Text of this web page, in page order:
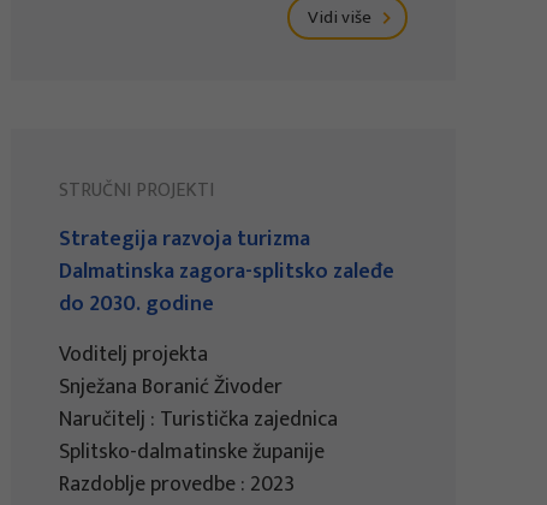
Vidi više
STRUČNI PROJEKTI
Strategija razvoja turizma
Dalmatinska zagora-splitsko zaleđe
do 2030. godine
Voditelj projekta
Snježana Boranić Živoder
Naručitelj : Turistička zajednica
Splitsko-dalmatinske županije
Razdoblje provedbe : 2023